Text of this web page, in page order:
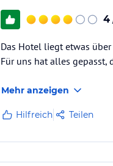
4
Das Hotel liegt etwas
Für uns hat alles
Mehr anzeigen
Hilfreich Teilen